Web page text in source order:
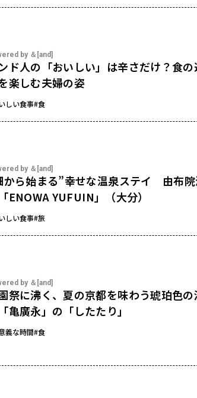
by ＆[and]
ド人の「おいしい」は辛さだけ？食の
楽しむ夫婦の姿
しい食事#食
by ＆[and]
から始まる”幸せな温泉ステイ 由布院
ENOWA YUFUIN」（大分）
しい食事#旅
by ＆[and]
祭に沸く、夏の京都を味わう琥珀色の
亀廣永」の「したたり」
義な時間#食